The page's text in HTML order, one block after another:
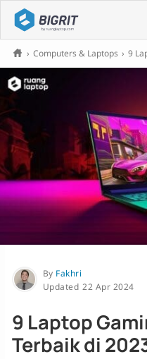
› Computers & Laptops › 9
By Fakhri
22 Apr 2024
9 Laptop
Terbaik di